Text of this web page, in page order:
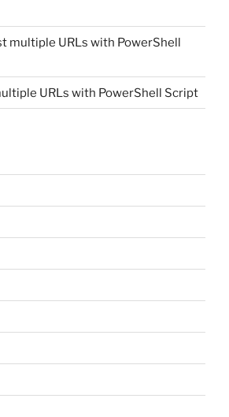
multiple URLs with PowerShell
URLs with PowerShell Script